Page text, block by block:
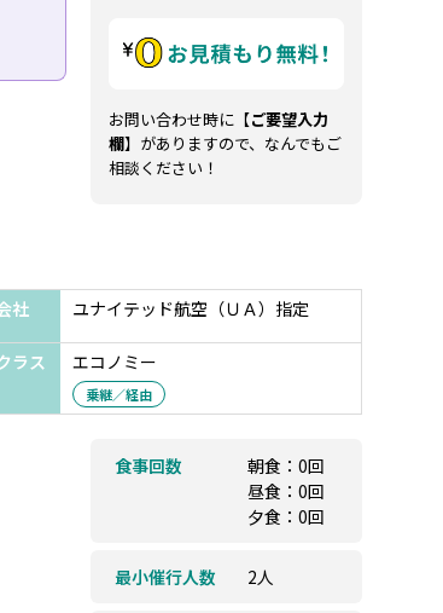
お問い合わせ時に【ご要望入力
欄】がありますので、なんでもご
相談ください！
社 ユナイテッド航空（ＵＡ）指定
ラス エコノミー
乗継／経由
食事回数
朝食：0回
昼食：0回
夕食：0回
最小催行人数 2人